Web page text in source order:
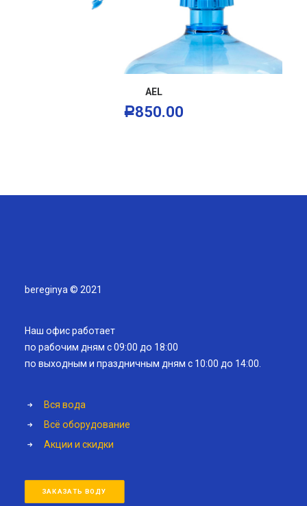
В КОРЗИНУ
AEL
Р850.00
bereginya © 2021
Наш офис работает
по рабочим дням с 09:00 до 18:00
по выходным и праздничным дням с 10:00 до 14:00.
Вся вода
Всё оборудование
Акции и скидки
ЗАКАЗАТЬ ВОДУ